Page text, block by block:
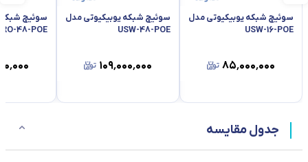
سوئیچ شبکه یوبیکیوتی مدل
USW-16-POE
۸۵٬۰۰۰٬۰۰۰
سوئیچ شبکه یوبیکیوتی مدل
USW-48-POE
۱۰۹٬۰۰۰٬۰۰۰
سوئیچ شبکه
48-POE
جدول مقایسه